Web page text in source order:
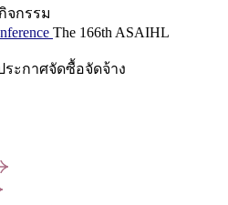
จกรรม
The 166th ASAIHL
ระกาศจัดซื้อจัดจ้าง